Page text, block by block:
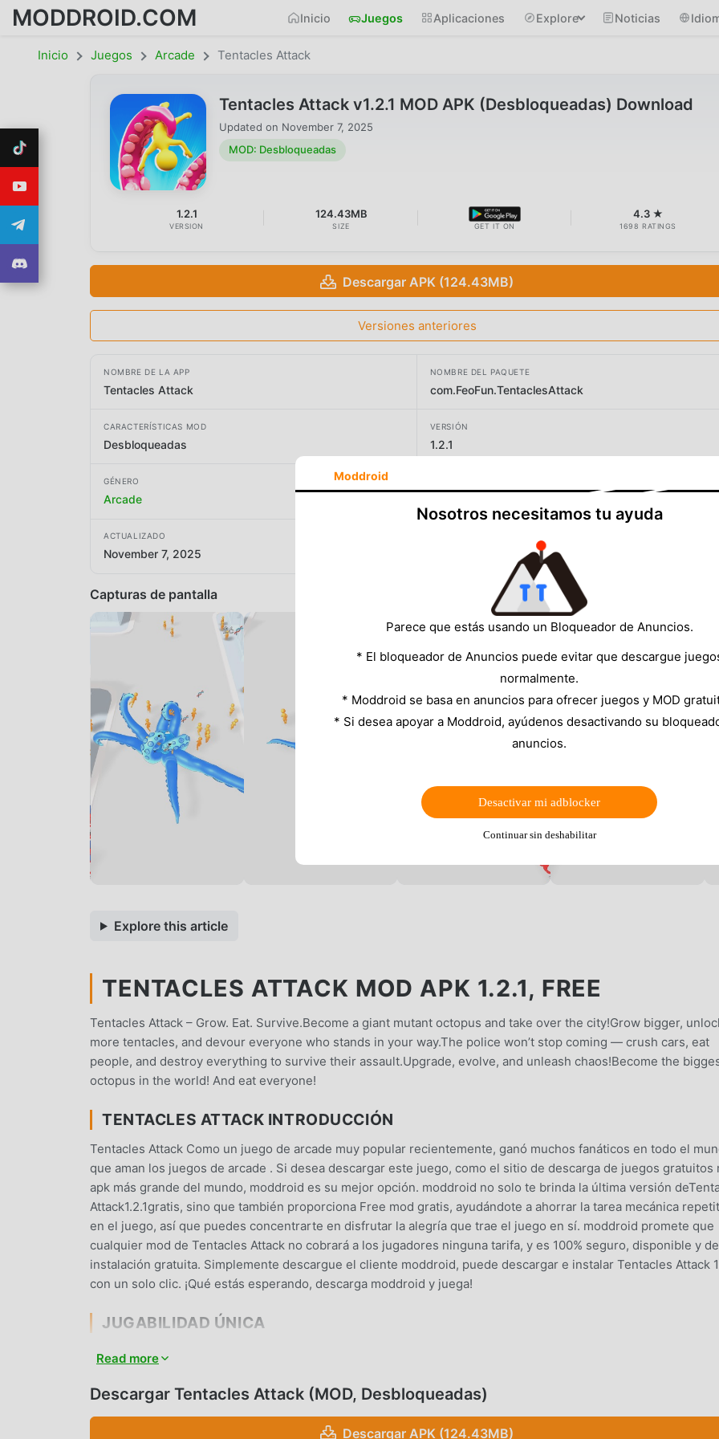
MODDROID.COM Inicio Juegos Aplicaciones Explore Noticias
Inicio Juegos Arcade Tentacles Attack
Tentacles Attack v1.2.1 MOD APK (Desbloqueadas) Download
Updated on November 7, 2025
MOD: Desbloqueadas
1.2.1
VERSION
124.43MB
SIZE GET IT ON
4.3 ★
1698 RATINGS
Descargar APK (124.43MB)
Versiones anteriores
NOMBRE DE LA APP
Tentacles Attack
NOMBRE DEL PAQUETE
com.FeoFun.TentaclesAttack
CARACTERÍSTICAS MOD
Desbloqueadas
VERSIÓN
1.2.1
GÉNERO
Arcade
ACTUALIZADO
November 7, 2025
Capturas de pantalla
Explore this article
TENTACLES ATTACK MOD APK 1.2.1, FREE
Tentacles Attack – Grow. Eat. Survive.Become a giant mutant octopus and take over the city!Grow bigger,
more tentacles, and devour everyone who stands in your way.The police won’t stop coming — crush cars, eat
people, and destroy everything to survive their assault.Upgrade, evolve, and unleash chaos!Become the
octopus in the world! And eat everyone!
TENTACLES ATTACK INTRODUCCIÓN
Tentacles Attack Como un juego de arcade muy popular recientemente, ganó muchos fanáticos en todo el
que aman los juegos de arcade . Si desea descargar este juego, como el sitio de descarga de juegos gratuitos
apk más grande del mundo, moddroid es su mejor opción. moddroid no solo te brinda la última versión
Attack1.2.1gratis, sino que también proporciona Free mod gratis, ayudándote a ahorrar la tarea mecánica
en el juego, así que puedes concentrarte en disfrutar la alegría que trae el juego en sí. moddroid promete que
cualquier mod de Tentacles Attack no cobrará a los jugadores ninguna tarifa, y es 100% seguro, disponible y de
instalación gratuita. Simplemente descargue el cliente moddroid, puede descargar e instalar Tentacles Attack
con un solo clic. ¡Qué estás esperando, descarga moddroid y juega!
JUGABILIDAD ÚNICA
Tentacles Attack Como un popular juego de arcade , su jugabilidad única lo ha ayudado a ganar una gran
necesitas pasar por el tutorial para principiantes, por lo que puedes comenzar fácilmente todo el juego y
especialmente una plataforma para los amantes de los juegos de la arcade , lo que le permite comunicarse y
Read more
Descargar Tentacles Attack (MOD, Desbloqueadas)
Descargar APK (124.43MB)
Moddroid
Nosotros necesitamos tu ayuda
Parece que estás usando un Bloqueador de Anuncios.
* El bloqueador de Anuncios puede evitar que descargue
normalmente.
* Moddroid se basa en anuncios para ofrecer juegos y MOD
* Si desea apoyar a Moddroid, ayúdenos desactivando su
anuncios.
Desactivar mi adblocker
Continuar sin deshabilitar